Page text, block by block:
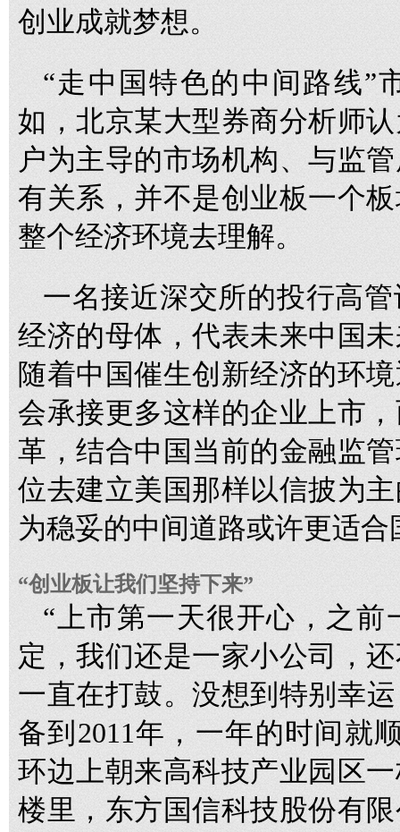
创业成就梦想。
“走中国特色的中间路线”
如，北京某大型券商分析师
户为主导的市场机构、与监
有关系，并不是创业板一个
整个经济环境去理解。
一名接近深交所的投行高
经济的母体，代表未来中国
随着中国催生创新经济的环
会承接更多这样的企业上市
革，结合中国当前的金融监
位去建立美国那样以信披为
为稳妥的中间道路或许更适合
“创业板让我们坚持下来”
“上市第一天很开心，之
定，我们还是一家小公司，
一直在打鼓。没想到特别幸
备到2011年，一年的时间就
环边上朝来高科技产业园区
楼里，东方国信科技股份有